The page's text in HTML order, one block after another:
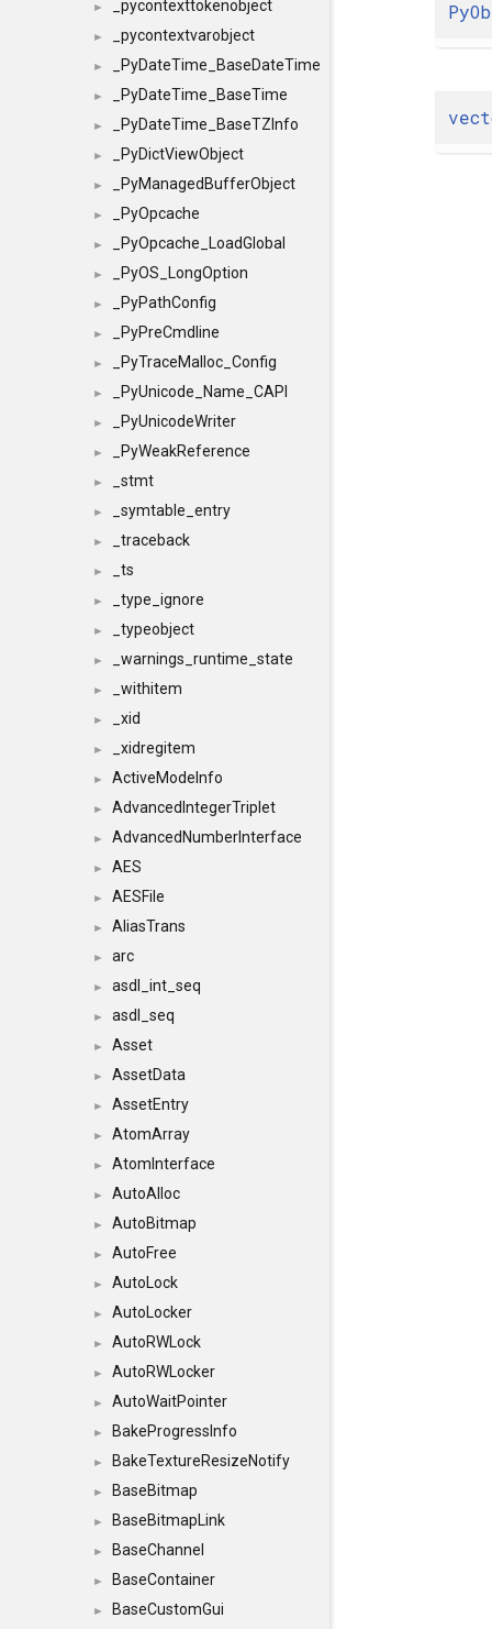
► _pycontexttokenobject
► _pycontextvarobject
► _PyDateTime_BaseDateTime
► _PyDateTime_BaseTime
► _PyDateTime_BaseTZInfo
► _PyDictViewObject
► _PyManagedBufferObject
► _PyOpcache
► _PyOpcache_LoadGlobal
► _PyOS_LongOption
► _PyPathConfig
► _PyPreCmdline
► _PyTraceMalloc_Config
► _PyUnicode_Name_CAPI
► _PyUnicodeWriter
► _PyWeakReference
► _stmt
► _symtable_entry
► _traceback
► _ts
► _type_ignore
► _typeobject
► _warnings_runtime_state
► _withitem
► _xid
► _xidregitem
► ActiveModeInfo
► AdvancedIntegerTriplet
► AdvancedNumberInterface
► AES
► AESFile
► AliasTrans
► arc
► asdl_int_seq
► asdl_seq
► Asset
► AssetData
► AssetEntry
► AtomArray
► AtomInterface
► AutoAlloc
► AutoBitmap
► AutoFree
► AutoLock
► AutoLocker
► AutoRWLock
► AutoRWLocker
► AutoWaitPointer
► BakeProgressInfo
► BakeTextureResizeNotify
► BaseBitmap
► BaseBitmapLink
► BaseChannel
► BaseContainer
► BaseCustomGui